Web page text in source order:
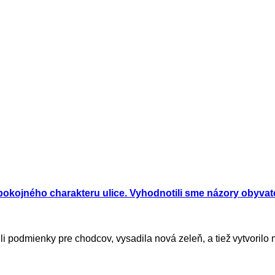
charakteru ulice. Vyhodnotili sme názory
pre chodcov, vysadila nová zeleň, a tiež vytvorilo